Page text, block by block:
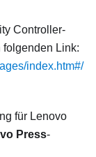
Controller-
folgenden Link:
index.htm#/
für Lenovo
Press-